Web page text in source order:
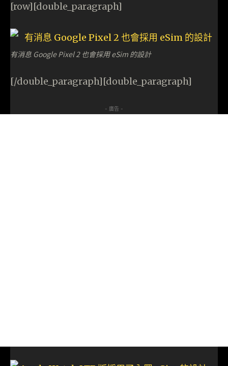
[row][double_paragraph]
有消息 Google Pixel 2 也會採用 eSim 的設計
[/double_paragraph][double_paragraph]
- 廣告 -